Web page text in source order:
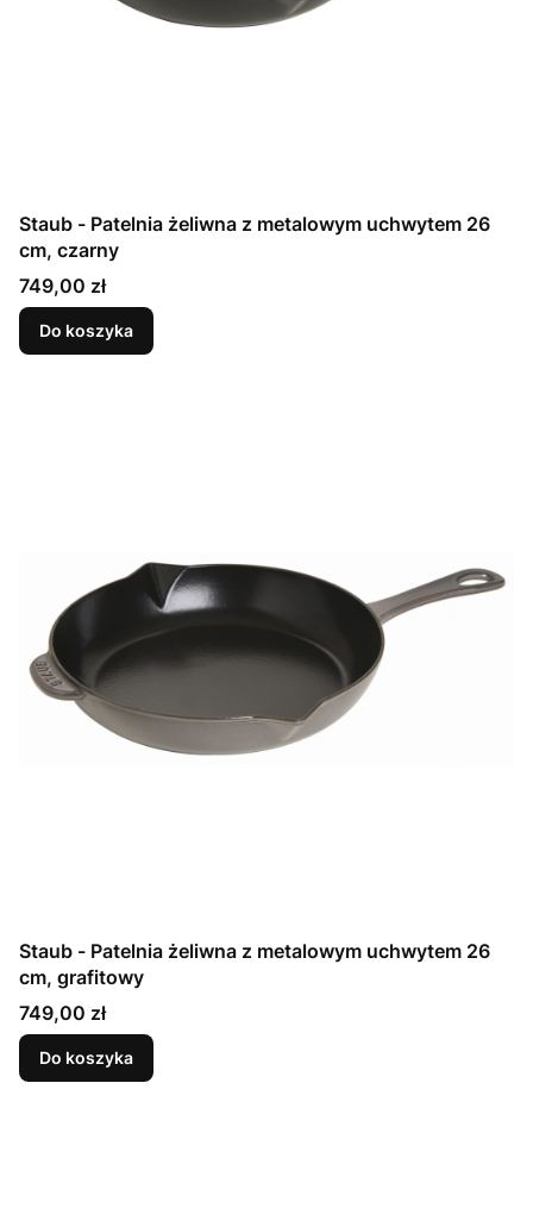
Staub - Patelnia żeliwna z metalowym uchwytem 26
cm, czarny
Cena
749,00 zł
Do koszyka
Staub - Patelnia żeliwna z metalowym uchwytem 26
cm, grafitowy
Cena
749,00 zł
Do koszyka